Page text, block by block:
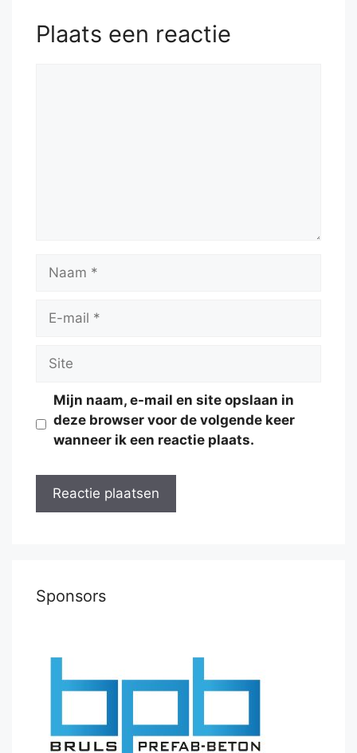
Plaats een reactie
Naam
Site
Mijn naam, e-mail en site opslaan in
deze browser voor de volgende keer
wanneer ik een reactie plaats.
Sponsors